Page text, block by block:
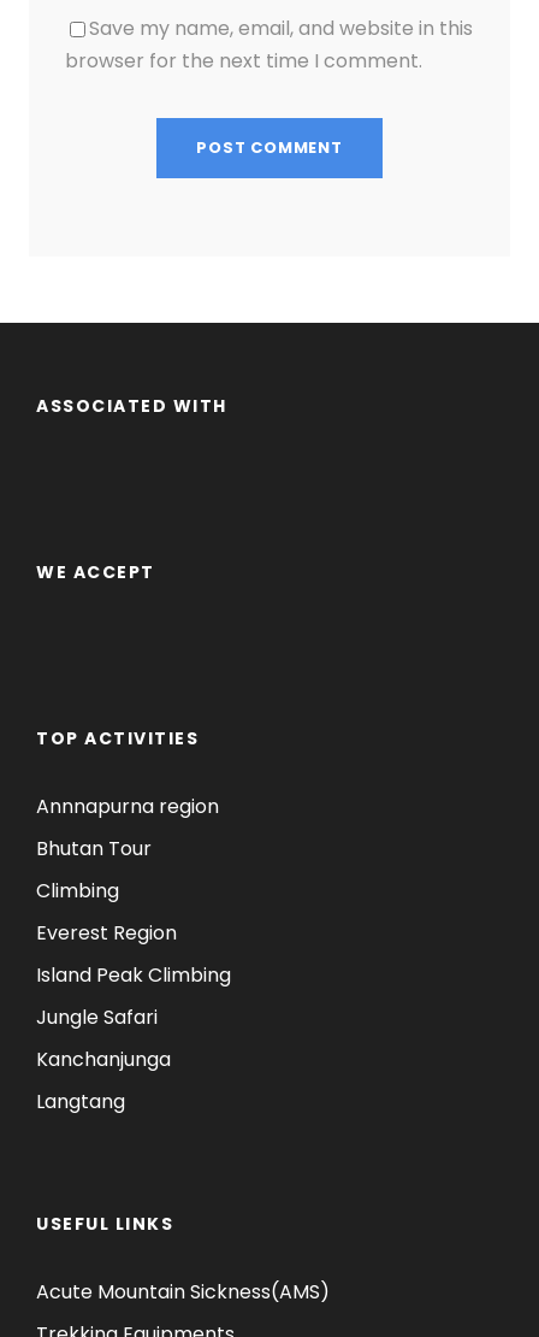
Save my name, email, and website in this
browser for the next time I comment.
ASSOCIATED WITH
WE ACCEPT
TOP ACTIVITIES
Annnapurna region
Bhutan Tour
Climbing
Everest Region
Island Peak Climbing
Jungle Safari
Kanchanjunga
Langtang
USEFUL LINKS
Acute Mountain Sickness(AMS)